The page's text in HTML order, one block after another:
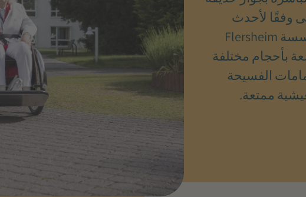
وفقًا لأحدث
المعايير لتلبية احتياجات العملاء. توفر مؤسسة Flersheim
بأحجام مختلفة
الفسيحة
ممتعة.